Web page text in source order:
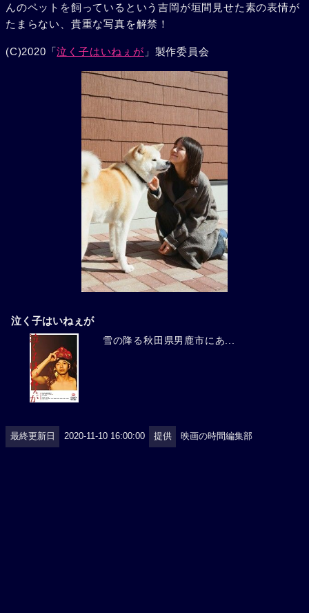
んのペットを飼っているという吉岡が垣間見せた素の表情が
たまらない、貴重な写真を解禁！
(C)2020「泣く子はいねぇが 」製作委員会
泣く子はいねぇが
雪の降る秋田県男鹿市にあ...
最終更新日 2020-11-10 16:00:00 提供 映画の時間編集部